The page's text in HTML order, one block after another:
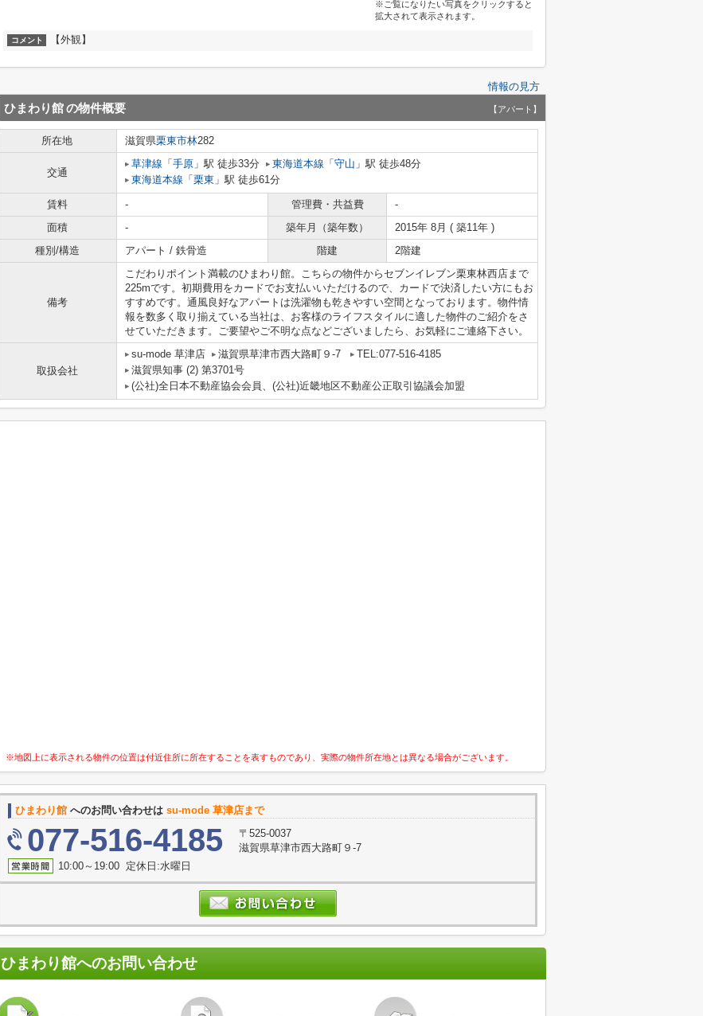
※ご覧になりたい写真をクリックすると
拡大されて表示されます。
コメント 【外観】
情報の見方
ひまわり館の物件概要 【アパート】
所在地 滋賀県栗東市林282
交通
草津線 「 手原 」駅 徒歩33分 東海道本線 「 守山 」駅 徒歩48分
東海道本線 「 栗東 」駅 徒歩61分
賃料 - 管理費・共益費
-
面積
- 築年月（築年数）
2015年 8月 ( 築11年 )
種別/構造
アパート / 鉄骨造 階建 2階建
備考
こだわりポイント満載のひまわり館。こちらの物件からセブンイレブン栗東林西店まで
225mです。初期費用をカードでお支払いいただけるので、カードで決済したい方にもお
すすめです。通風良好なアパートは洗濯物も乾きやすい空間となっております。物件情
報を数多く取り揃えている当社は、お客様のライフスタイルに適した物件のご紹介をさ
せていただきます。ご要望やご不明な点などございましたら、お気軽にご連絡下さい。
取扱会社
su-mode 草津店 滋賀県草津市西大路町９-7
TEL:077-516-4185
滋賀県知事 (2) 第3701号
(公社)全日本不動産協会会員、(公社)近畿地区不動産公正取引協議会加盟
※地図上に表示される物件の位置は付近住所に所在することを表すものであり、実際の物件所在地とは異なる場合がございます。
ひまわり館 へのお問い合わせは su-mode 草津店まで
077-516-4185
〒525-0037
滋賀県草津市西大路町９-7
10:00～19:00 定休日:水曜日
ひまわり館へのお問い合わせ